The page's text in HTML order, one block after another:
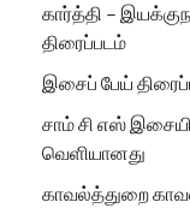
கார்த்தி –
திரைப்படம்
இசைப் பேய்
சாம் சி எஸ்
வெளியானது
காவல்த்துறை